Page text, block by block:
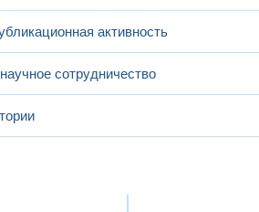
активность
сотрудничество